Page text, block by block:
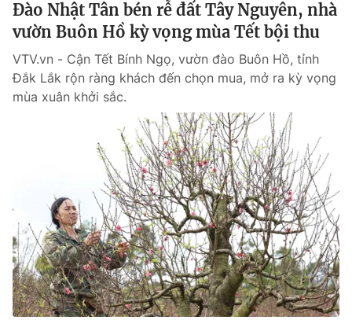
® Cấm sao chép dưới mọi hình thức nếu không có sự chấp
thuận bằng văn bản. Ghi rõ nguồn VTV.vn khi phát hành lại
thông tin từ website này.
Đào Nhật Tân bén rễ đất Tây Nguyên, nhà
vườn Buôn Hồ kỳ vọng mùa Tết bội thu
VTV.vn - Cận Tết Bính Ngọ, vườn đào Buôn Hồ, tỉnh
Đắk Lắk rộn ràng khách đến chọn mua, mở ra kỳ vọng
mùa xuân khởi sắc.